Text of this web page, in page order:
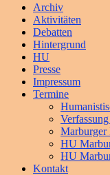
Primäres
Menü
Archiv
Aktivitäten
Debatten
Hintergrund
HU
Presse
Impressum
Termine
Marburger
HU
HU
Kontakt